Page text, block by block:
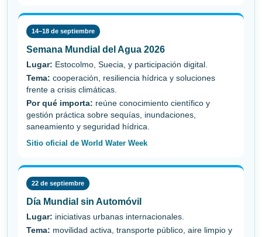
14–18 de septiembre
Semana Mundial del Agua 2026
Lugar: Estocolmo, Suecia, y participación digital.
Tema: cooperación, resiliencia hídrica y soluciones
frente a crisis climáticas.
Por qué importa: reúne conocimiento científico y
gestión práctica sobre sequías, inundaciones,
saneamiento y seguridad hídrica.
Sitio oficial de World Water Week
22 de septiembre
Día Mundial sin Automóvil
Lugar: iniciativas urbanas internacionales.
Tema: movilidad activa, transporte público, aire limpio y